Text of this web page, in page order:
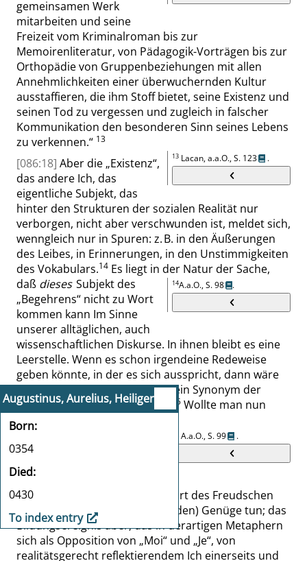
Augustinus, Aurelius, Heiliger
Born
0354
Died
0430
To index entry
gemeinsamen Werk
mitarbeiten und seine
Freizeit vom Kriminalroman bis zur
Memoirenliteratur, von Pädagogik-Vorträgen bis zur
Orthopädie von Gruppenbeziehungen mit allen
Annehmlichkeiten einer überwuchernden Kultur
ausstaffieren, die ihm Stoff bietet, seine Existenz und
seinen Tod zu vergessen und zugleich in falscher
Kommunikation den besonderen Sinn seines Lebens
zu verkennen.“ 13
13 Lacan, a.a.O.,S. 123 .
[086:18] Aber die „Existenz“,
das andere Ich, das
eigentliche Subjekt, das
hinter den Strukturen der sozialen Realität nur
verborgen, nicht aber verschwunden ist, meldet sich,
wenngleich nur in Spuren: z. B. in den Äußerungen
des Leibes, in Erinnerungen, in den Unstimmigkeiten
des Vokabulars.14
14A.a.O.,S. 98 .
Es liegt in der Natur der Sache,
daß dieses Subjekt des
„Begehrens“ nicht zu Wort
kommen kann Im Sinne
unserer alltäglichen, auch
wissenschaftlichen Diskurse. In ihnen bleibt es eine
Leerstelle. Wenn es schon irgendeine Redeweise
geben könnte, in der es sich ausspricht, dann wäre
es höchstens dieMetapher–„ein Synonym der
symbolischen Verschiebung
15
A.a.O.,S. 99 .
Wollte man nun
aber jene Verschiebung
gerade rücken, d. h. in die
Strukturen der
herrschenden Ordnung
einfädeln, dann würde man
zwar jener aufklärerischen Lesart des Freudschen
Satzes (
Wo Es war, soll Ich werden) Genüge tun; das
Bildungsereignis aber, das in derartigen Metaphern
sich als Opposition von „Moi“ und „Je“, von
realitätsgerecht reflektierendem Ich einerseits und